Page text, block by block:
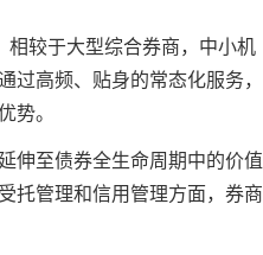
较于大型综合券商，中小机
过高频、贴身的常态化服务，
势。
至债券全生命周期中的价值
托管理和信用管理方面，券商